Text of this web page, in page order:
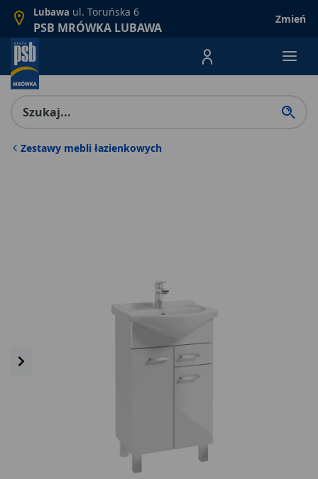
Lubawa ul. Toruńska 6
PSB MRÓWKA LUBAWA
Zmień
Menu Produktów,
Zestawy mebli łazienkowych